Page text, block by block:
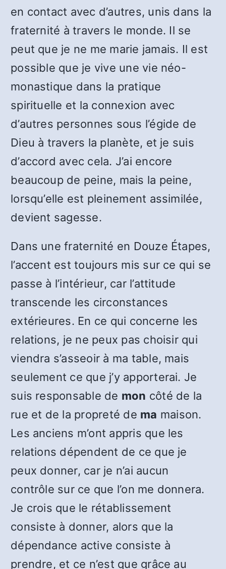
en contact avec d’autres, unis dans la
fraternité à travers le monde. Il se
peut que je ne me marie jamais. Il est
possible que je vive une vie néo-
monastique dans la pratique
spirituelle et la connexion avec
d’autres personnes sous l’égide de
Dieu à travers la planète, et je suis
d’accord avec cela. J’ai encore
beaucoup de peine, mais la peine,
lorsqu’elle est pleinement assimilée,
devient sagesse.
Dans une fraternité en Douze Étapes,
l’accent est toujours mis sur ce qui se
passe à l’intérieur, car l’attitude
transcende les circonstances
extérieures. En ce qui concerne les
relations, je ne peux pas choisir qui
viendra s’asseoir à ma table, mais
seulement ce que j’y apporterai. Je
suis responsable de mon côté de la
rue et de la propreté de ma maison.
Les anciens m’ont appris que les
relations dépendent de ce que je
peux donner, car je n’ai aucun
contrôle sur ce que l’on me donnera.
Je crois que le rétablissement
consiste à donner, alors que la
dépendance active consiste à
prendre, et ce n’est que grâce au